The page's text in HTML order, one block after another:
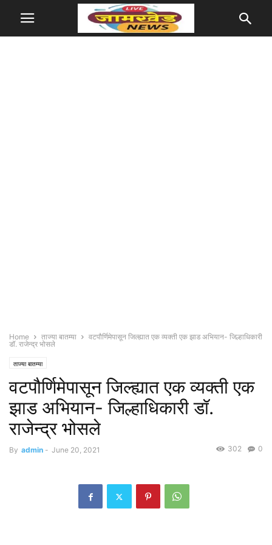
Home ताज्या बातम्या
वटपौर्णिमेपासून जिल्ह्यात एक व्यक्ती एक झाड अभियान- जिल्हाधिकारी
डॉ. राजेन्द्र भोसले
ताज्या बातम्या
वटपौर्णिमेपासून जिल्ह्यात एक व्यक्ती एक
झाड अभियान- जिल्हाधिकारी डॉ.
राजेन्द्र भोसले
By admin - June 20, 2021 0
302